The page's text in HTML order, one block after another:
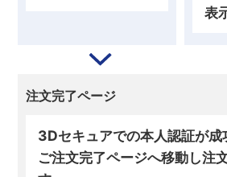
表
注文完了ページ
3Dセキュアでの本人認証が成
ご注文完了ページへ移動し注